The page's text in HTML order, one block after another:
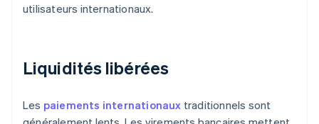
utilisateurs internationaux.
Liquidités libérées
Les paiements internationaux traditionnels sont